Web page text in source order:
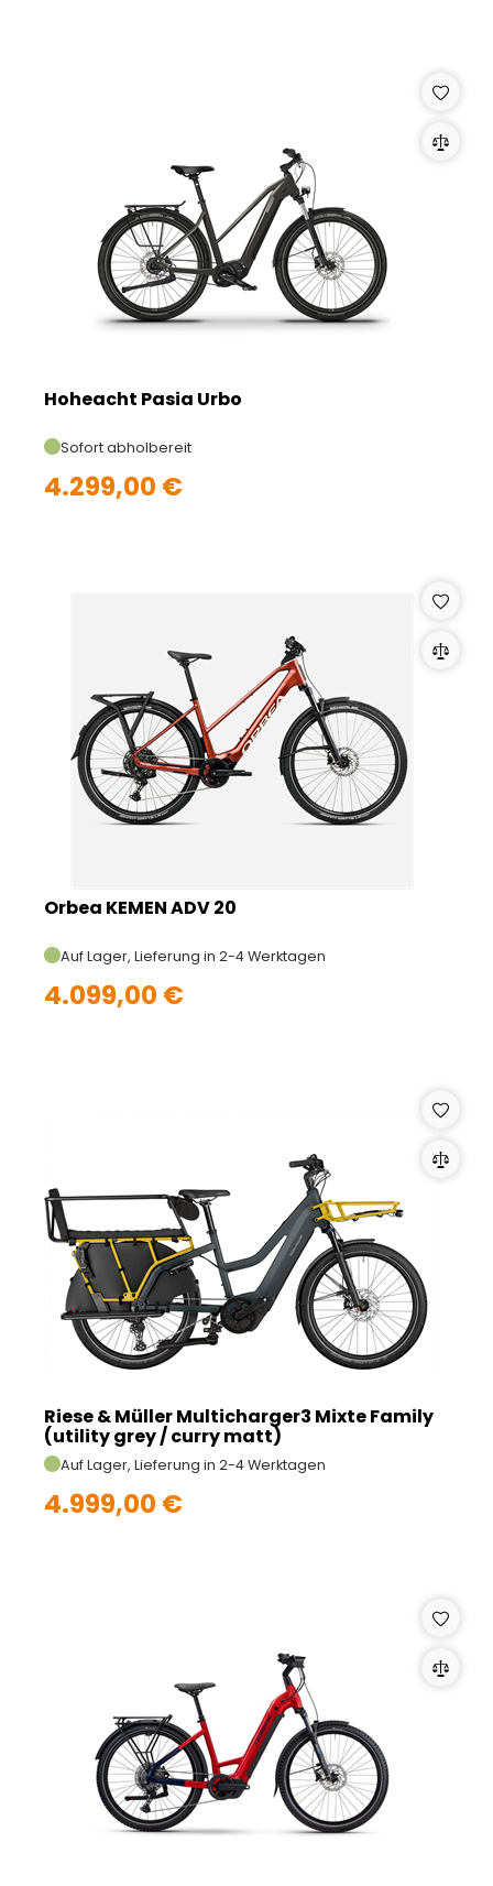
Hoheacht Pasia Urbo
Sofort abholbereit
4.299,00 €
Orbea KEMEN ADV 20
Auf Lager, Lieferung in 2-4 Werktagen
4.099,00 €
Riese & Müller Multicharger3 Mixte Family
(utility grey / curry matt)
Auf Lager, Lieferung in 2-4 Werktagen
4.999,00 €